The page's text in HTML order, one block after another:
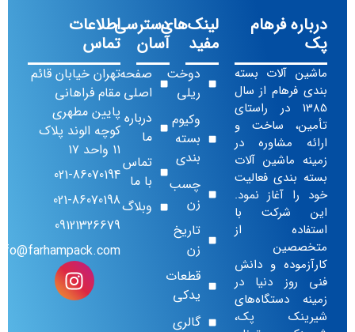
درباره فرهام
پک
ماشین آلات بسته
بندی فرهام از سال
1385 در راستای
تأمین، ساخت و
ارائه مشاوره در
زمینه ماشین آلات
بسته بندی فعالیت
خود را آغاز نمود.
این شرکت با
استفاده از
متخصصین
کارآزموده و دانش
فنی روز دنیا در
زمینه دستگاه‌های
شیرینک پک،
لینک‌های
مفید
دوخت
ریلی
وکیوم
بسته
بندی
چسب
زن
تاریخ
زن
قطعات
یدکی
گالری
دسترسی
آسان
صفحه
اصلی
درباره
ما
تماس
با ما
وبلاگ
اطلاعات
تماس
تهران خیابان قائم
مقام فراهانی
پایین مطهری
کوچه الوند پلاک
۱۱ واحد ۱۷
021-86070194
021-86070198
09121326679
info@farhampack.com